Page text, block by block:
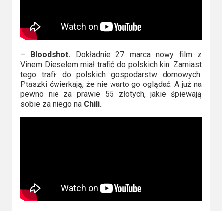
– Bloodshot. Dokładnie 27 marca nowy film z
Vinem Dieselem miał trafić do polskich kin. Zamiast
tego trafił do polskich gospodarstw domowych.
Ptaszki ćwierkają, że nie warto go oglądać. A już na
pewno nie za prawie 55 złotych, jakie śpiewają
sobie za niego na Chili.